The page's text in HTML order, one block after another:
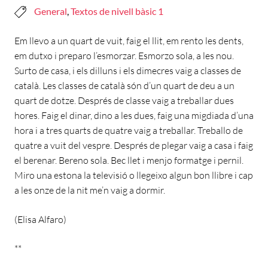
General,Textos de nivell bàsic 1
Em llevo a un quart de vuit, faig el llit, em rento les dents,
em dutxo i preparo l’esmorzar. Esmorzo sola, a les nou.
Surto de casa, i els dilluns i els dimecres vaig a classes de
català. Les classes de català són d’un quart de deu a un
quart de dotze. Després de classe vaig a treballar dues
hores. Faig el dinar, dino a les dues, faig una migdiada d’una
hora i a tres quarts de quatre vaig a treballar. Treballo de
quatre a vuit del vespre. Després de plegar vaig a casa i faig
el berenar. Bereno sola. Bec llet i menjo formatge i pernil.
Miro una estona la televisió o llegeixo algun bon llibre i cap
a les onze de la nit me’n vaig a dormir.
(Elisa Alfaro)
**